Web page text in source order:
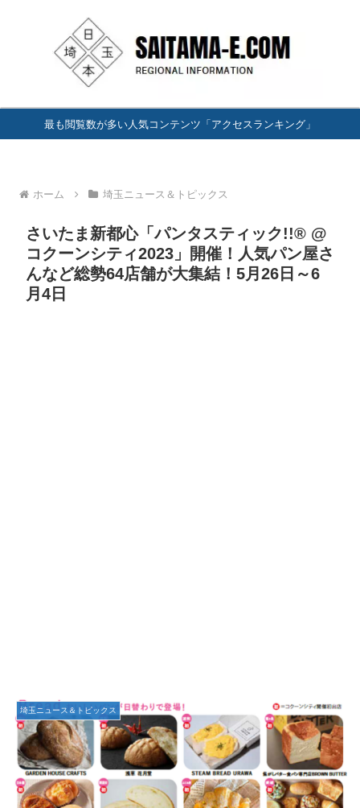
最も閲覧数が多い人気コンテンツ「アクセスランキング」
ホーム 埼玉ニュース＆トピックス
さいたま新都心「パンタスティック!!® @
コクーンシティ2023」開催！人気パン屋さ
んなど総勢64店舗が大集結！5月26日～6
月4日
埼玉ニュース＆トピックス